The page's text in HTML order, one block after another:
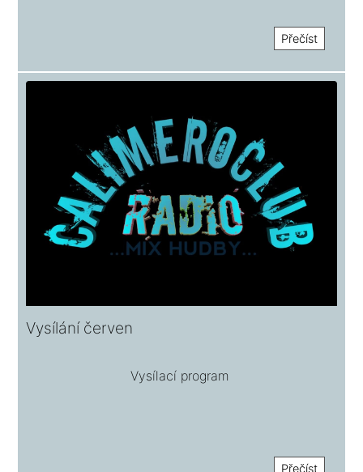
Přečíst
Vysílání červen
Vysílací program
Přečíst